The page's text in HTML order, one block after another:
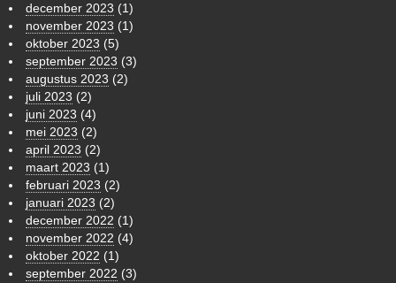
december 2023 (1)
november 2023 (1)
oktober 2023 (5)
september 2023 (3)
augustus 2023 (2)
juli 2023 (2)
juni 2023 (4)
mei 2023 (2)
april 2023 (2)
maart 2023 (1)
februari 2023 (2)
januari 2023 (2)
december 2022 (1)
november 2022 (4)
oktober 2022 (1)
september 2022 (3)